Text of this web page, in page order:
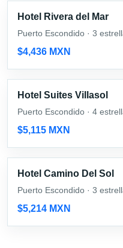
Hotel Rivera del Mar
Puerto Escondido · 3
$4,436 MXN
Hotel Suites Villasol
Puerto Escondido · 4
$5,115 MXN
Hotel Camino Del Sol
Puerto Escondido · 3
$5,214 MXN